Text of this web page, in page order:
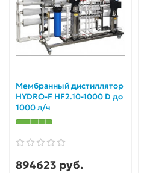
Мембранный дистиллятор
HYDRO-F HF2.10-1000 D до
1000 л/ч
894623 руб.